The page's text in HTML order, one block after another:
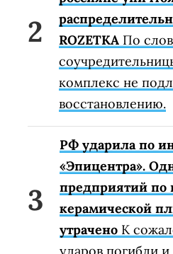
ROZETKA По
комплекс не
восстановлению.
РФ ударила по
«Эпицентра».
предприятий по
керамической
утрачено К